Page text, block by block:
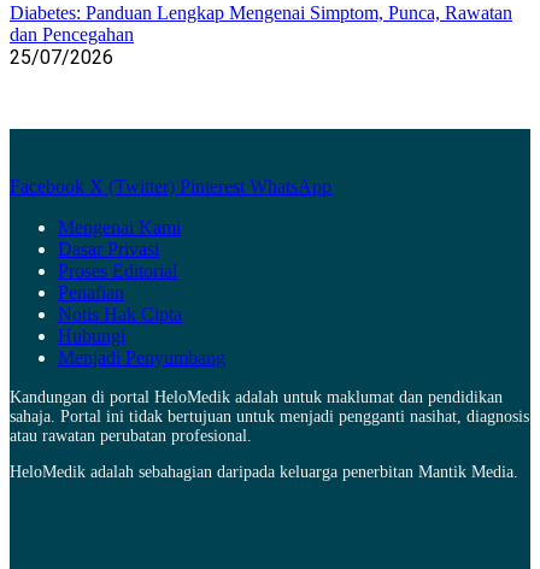
Diabetes: Panduan Lengkap Mengenai Simptom, Punca, Rawatan
dan Pencegahan
25/07/2026
Facebook X (Twitter) Pinterest WhatsApp
Mengenai Kami
Dasar Privasi
Proses Editorial
Penafian
Notis Hak Cipta
Hubungi
Menjadi Penyumbang
Kandungan di portal HeloMedik adalah untuk maklumat dan pendidikan
sahaja. Portal ini tidak bertujuan untuk menjadi pengganti nasihat, diagnosis
atau rawatan perubatan profesional.
HeloMedik adalah sebahagian daripada keluarga penerbitan Mantik Media.